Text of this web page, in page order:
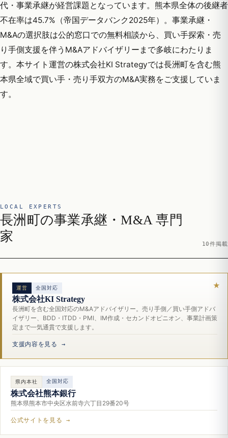
代・事業承継が経営課題となっています。熊本県全体の後継者
不在率は45.7%（帝国データバンク2025年）。事業承継・
M&Aの選択肢は公的窓口での無料相談から、買い手探索・売
り手側支援を伴うM&Aアドバイザリーまで多岐にわたりま
す。本サイト運営の株式会社KI Strategyでは長洲町を含む熊
本県全域で買い手・売り手双方のM&A実務をご支援していま
す。
LOCAL EXPERTS
長洲町の事業承継・M&A 専門
家
10件掲載
運営 全国対応
株式会社KI Strategy
長洲町を含む全国対応のM&Aアドバイザリー。売り手側／買い手側アドバ
イザリー、BDD・ITDD・PMI、IM作成・セカンドオピニオン、事業計画策
定まで一気通貫で支援します。
支援内容を見る →
県内本社 全国対応
株式会社熊本銀行
熊本県熊本市中央区水前寺六丁目29番20号
公式サイトを見る →